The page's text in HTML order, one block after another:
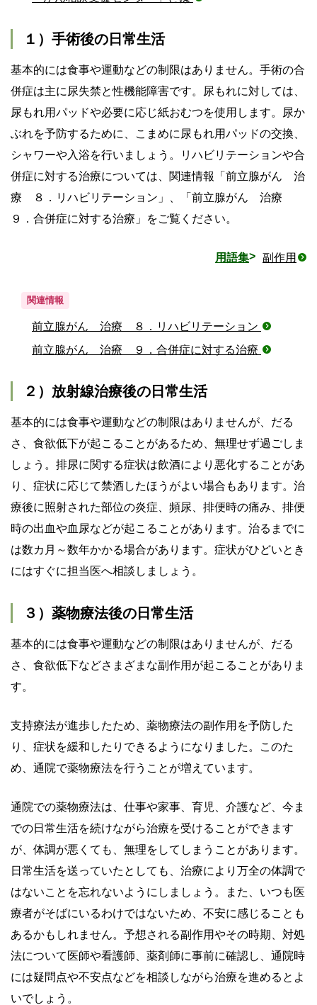
１）手術後の日常生活
基本的には食事や運動などの制限はありません。手術の合
併症は主に尿失禁と性機能障害です。尿もれに対しては、
尿もれ用パッドや必要に応じ紙おむつを使用します。尿か
ぶれを予防するために、こまめに尿もれ用パッドの交換、
シャワーや入浴を行いましょう。リハビリテーションや合
併症に対する治療については、関連情報「前立腺がん 治
療 ８．リハビリテーション」、「前立腺がん 治療
９．合併症に対する治療」をご覧ください。
用語集 副作用
関連情報
前立腺がん 治療 ８．リハビリテーション
前立腺がん 治療 ９．合併症に対する治療
２）放射線治療後の日常生活
基本的には食事や運動などの制限はありませんが、だる
さ、食欲低下が起こることがあるため、無理せず過ごしま
しょう。排尿に関する症状は飲酒により悪化することがあ
り、症状に応じて禁酒したほうがよい場合もあります。治
療後に照射された部位の炎症、頻尿、排便時の痛み、排便
時の出血や血尿などが起こることがあります。治るまでに
は数カ月～数年かかる場合があります。症状がひどいとき
にはすぐに担当医へ相談しましょう。
３）薬物療法後の日常生活
基本的には食事や運動などの制限はありませんが、だる
さ、食欲低下などさまざまな副作用が起こることがありま
す。
支持療法が進歩したため、薬物療法の副作用を予防した
り、症状を緩和したりできるようになりました。このた
め、通院で薬物療法を行うことが増えています。
通院での薬物療法は、仕事や家事、育児、介護など、今ま
での日常生活を続けながら治療を受けることができます
が、体調が悪くても、無理をしてしまうことがあります。
日常生活を送っていたとしても、治療により万全の体調で
はないことを忘れないようにしましょう。また、いつも医
療者がそばにいるわけではないため、不安に感じることも
あるかもしれません。予想される副作用やその時期、対処
法について医師や看護師、薬剤師に事前に確認し、通院時
には疑問点や不安点などを相談しながら治療を進めるとよ
いでしょう。